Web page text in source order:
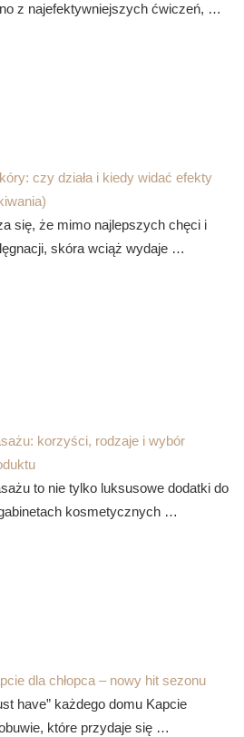
z najefektywniejszych ćwiczeń, …
czy działa i kiedy widać efekty
się, że mimo najlepszych chęci i
skóra wciąż wydaje …
korzyści, rodzaje i wybór
to nie tylko luksusowe dodatki do
kosmetycznych …
dla chłopca – nowy hit sezonu
have” każdego domu Kapcie
które przydaje się …